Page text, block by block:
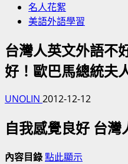
名人花絮
美語外語學習
台灣人英文外語不
好！歐巴馬總統夫
UNOLIN 2012-12-12
自我感覺良好 台灣
內容目錄點此顯示